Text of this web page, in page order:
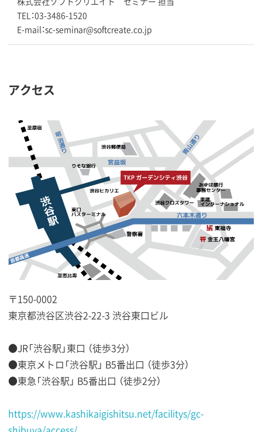
TEL：03-3486-1520
E-mail：sc-seminar@softcreate.co.jp
アクセス
〒150-0002
東京都渋谷区渋谷2-22-3 渋谷東口ビル
●JR「渋谷駅」東口 （徒歩3分）
●東京メトロ「渋谷駅」 B5番出口 （徒歩3分）
●東急「渋谷駅」 B5番出口 （徒歩2分）
https://www.kashikaigishitsu.net/facilitys/gc-